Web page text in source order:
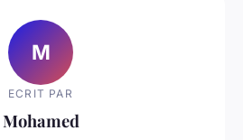
M
ECRIT PAR
Mohamed